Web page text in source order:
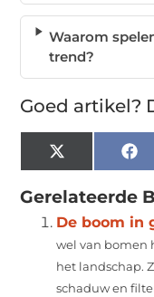
Waarom
trend?
Goed artikel?
X
(Twitter)
Gerelateerde
De boom in
wel van bomen
het landschap.
schaduw en